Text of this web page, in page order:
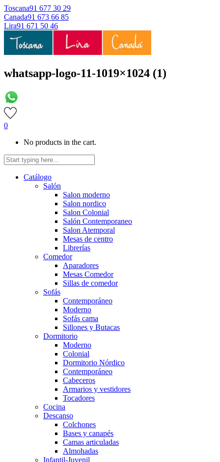
Toscana91 677 30 29
Canada91 673 66 85
Lira91 671 50 46
whatsapp-logo-11-1019×1024 (1)
0
No products in the cart.
Catálogo
Salón
Salon moderno
Salon nordico
Salon Colonial
Salón Contemporaneo
Salon Atemporal
Mesas de centro
Librerías
Comedor
Aparadores
Mesas Comedor
Sillas de comedor
Sofás
Contemporáneo
Moderno
Sofás cama
Sillones y Butacas
Dormitorio
Moderno
Colonial
Dormitorio Nórdico
Contemporáneo
Cabeceros
Armarios y vestidores
Tocadores
Cocina
Descanso
Colchones
Bases y canapés
Camas articuladas
Almohadas
Infantil-Juvenil